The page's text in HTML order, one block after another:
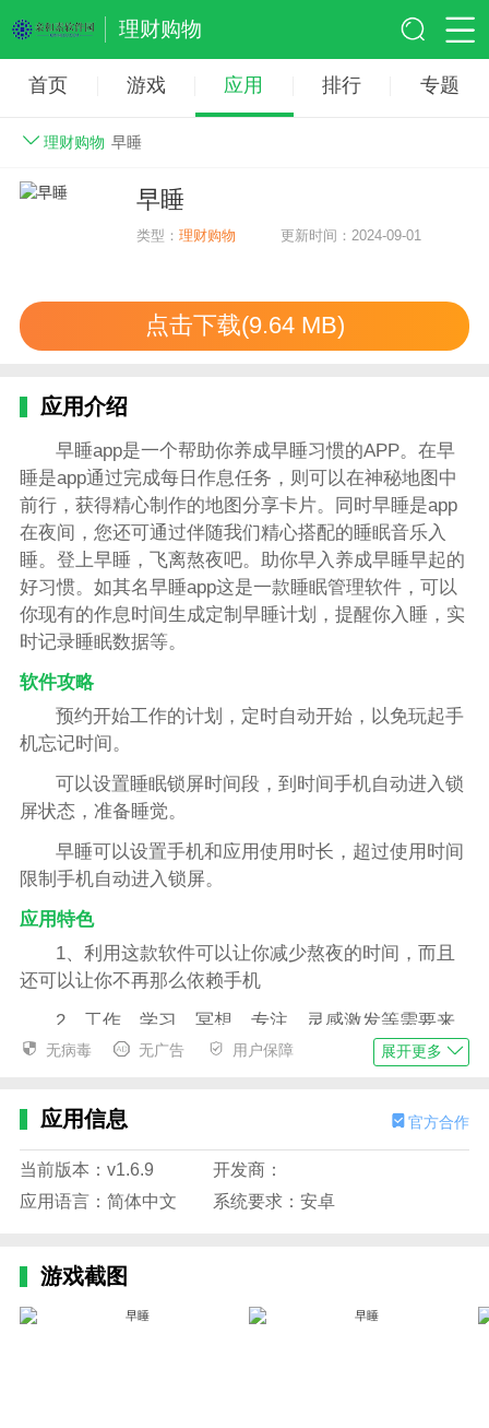
理财购物
首页 游戏 应用 排行 专题
理财购物 早睡
早睡
类型：理财购物 更新时间：2024-09-01
点击下载(9.64 MB)
应用介绍
早睡app是一个帮助你养成早睡习惯的APP。在早
睡是app通过完成每日作息任务，则可以在神秘地图中
前行，获得精心制作的地图分享卡片。同时早睡是app
在夜间，您还可通过伴随我们精心搭配的睡眠音乐入
睡。登上早睡，飞离熬夜吧。助你早入养成早睡早起的
好习惯。如其名早睡app这是一款睡眠管理软件，可以
你现有的作息时间生成定制早睡计划，提醒你入睡，实
时记录睡眠数据等。
软件攻略
预约开始工作的计划，定时自动开始，以免玩起手
机忘记时间。
可以设置睡眠锁屏时间段，到时间手机自动进入锁
屏状态，准备睡觉。
早睡可以设置手机和应用使用时长，超过使用时间
限制手机自动进入锁屏。
应用特色
1、利用这款软件可以让你减少熬夜的时间，而且
还可以让你不再那么依赖手机
2、工作、学习、冥想、专注、灵感激发等需要来
点氛围音
4、旅程线索在飞船选择喜欢的旅程线索，通过早
睡早起解锁线索进程和专属奖励
5、夜晚，总是充满未知。打开睡眠精灵，捕捉你
6、以后就可以减少熬夜的次数了，您的身体就会
变得健康了
无病毒 无广告 用户保障 展开更多
应用信息 官方合作
当前版本：v1.6.9
开发商：
应用语言：简体中文
系统要求：安卓
游戏截图